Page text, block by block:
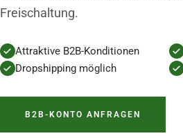
Freischaltung.
Attraktive B2B-Konditionen
Dropshipping möglich
B2B-KONTO ANFRAGEN